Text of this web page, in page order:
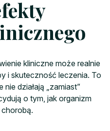
kliniczne może realnie
i skuteczność leczenia. To
działają „zamiast”
o tym, jak organizm